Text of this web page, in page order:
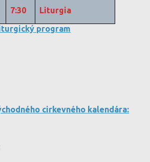
7:30
Liturgia
program
cirkevného kalendára: